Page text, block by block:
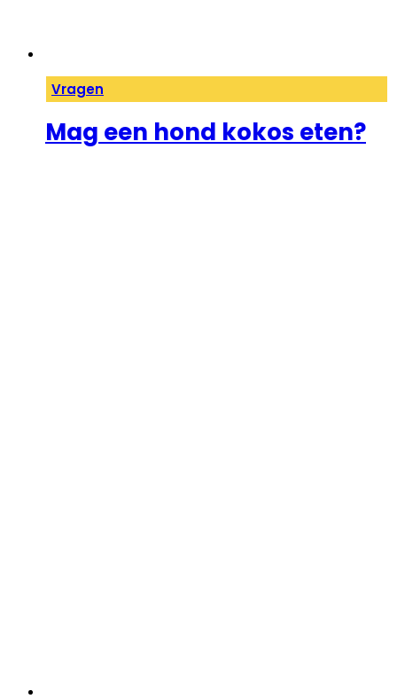
Vragen
Mag een hond kokos eten?